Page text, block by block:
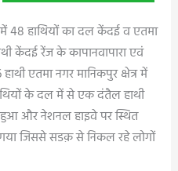
48 हाथियों का दल केंदई व एतमा
केंदई रेंज के कापानवापारा एवं
एतमा नगर मानिकपुर क्षेत्र में
के दल में से एक दंतैल हाथी
और नेशनल हाइवे पर स्थित
जिससे सडक़ से निकल रहे लोगों